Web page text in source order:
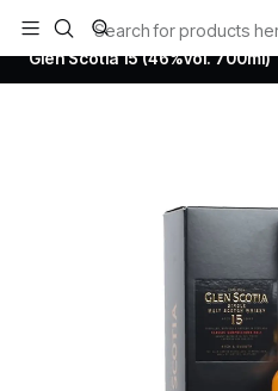
Todos los productos estan en
Home Whisky
Scotch Whisky
Glen Scotia 15 (46%vol. 700ml)